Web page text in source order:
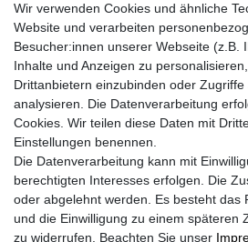
Kontakt
Retouren
Widerrufsrecht
Widerrufs­formular
Impressum
Daten­schutz­erklärung
AGB
Größentabelle
Kataloge
Barrierefreiheitserklärung
Sicherheitsinformationen
Wir verwenden Cookies und ähnliche
Website und verarbeiten
Besucher:innen unserer Webseite (z.B.
Inhalte und Anzeigen zu
Drittanbietern einzubinden oder
analysieren. Die Datenverarbeitung
Cookies. Wir teilen diese Daten mit
Einstellungen benennen.
Die Datenverarbeitung kann mit
berechtigten Interesses erfolgen. Die
oder abgelehnt werden. Es besteht das
und die Einwilligung zu einem späteren
zu widerrufen. Beachten Sie unser